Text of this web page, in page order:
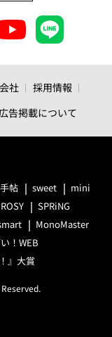
社
採用情報
告掲載について
帖 sweet
mini
SPRiNG
MonoMaster
！WEB
』大賞